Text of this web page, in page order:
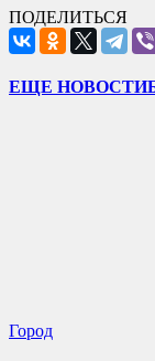
ПОДЕЛИТЬСЯ
ЕЩЕ НОВОСТИ
Город